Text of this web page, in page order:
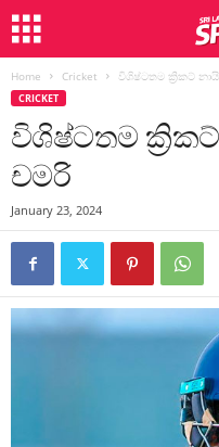
Home Cricket විශිෂ්ටතම ක්‍රිකට්
CRICKET
විශිෂ්ටතම
චමරි
January 23, 2024